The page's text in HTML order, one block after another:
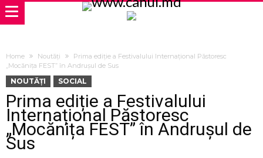
Home Noutăți
Prima ediție a Festivalului Internațional Păstoresc
„Mocănița FEST” în Andrușul de Sus
NOUTĂȚI SOCIAL
Prima ediție a Festivalului
Internațional Păstoresc
„Mocănița FEST” în Andrușul de
Sus